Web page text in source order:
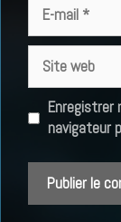
mail
web
Enregistrer
navigateur